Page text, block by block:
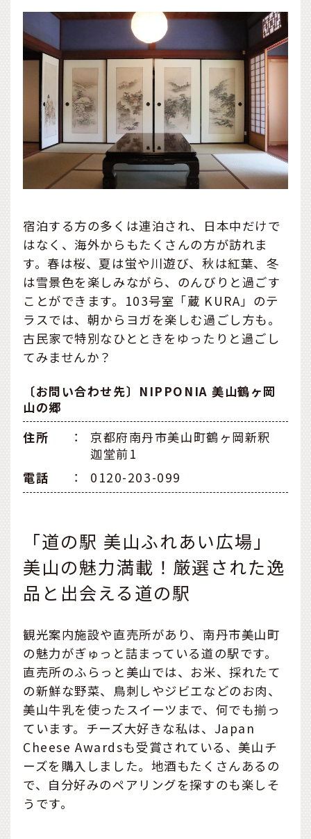
宿泊する方の多くは連泊され、日本中だけで
はなく、海外からもたくさんの方が訪れま
す。春は桜、夏は蛍や川遊び、秋は紅葉、冬
は雪景色を楽しみながら、のんびりと過ごす
ことができます。103号室「蔵 KURA」のテ
ラスでは、朝からヨガを楽しむ過ごし方も。
古民家で特別なひとときをゆったりと過ごし
てみませんか？
〔お問い合わせ先〕NIPPONIA 美山鶴ヶ岡
山の郷
住所
：
京都府南丹市美山町鶴ヶ岡新釈
迦堂前1
電話
： 0120-203-099
「道の駅 美山ふれあい広場」
美山の魅力満載！厳選された逸
品と出会える道の駅
観光案内施設や直売所があり、南丹市美山町
の魅力がぎゅっと詰まっている道の駅です。
直売所のふらっと美山では、お米、採れたて
の新鮮な野菜、鳥刺しやジビエなどのお肉、
美山牛乳を使ったスイーツまで、何でも揃っ
ています。チーズ大好きな私は、Japan
Cheese Awardsも受賞されている、美山チ
ーズを購入しました。地酒もたくさんあるの
で、自分好みのペアリングを探すのも楽しそ
うです。